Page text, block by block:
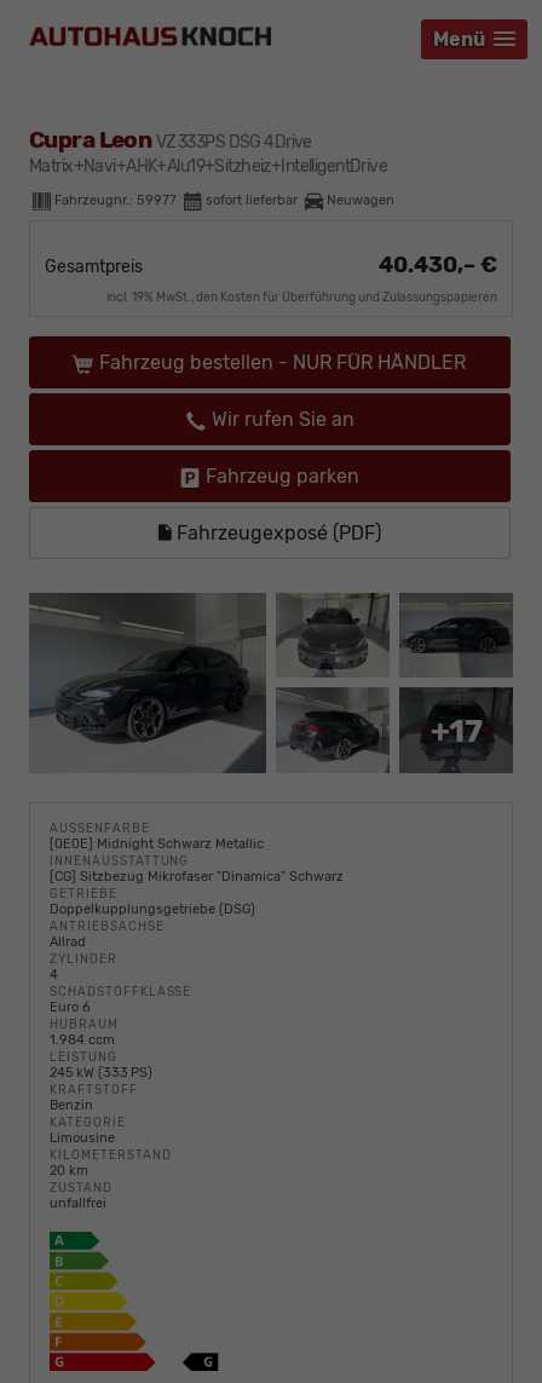
Menü
Menü
Menü
Cupra LeonVZ 333PS DSG 4Drive
Matrix+Navi+AHK+Alu19+Sitzheiz+IntelligentDrive
Fahrzeugnr.: 59977 sofort lieferbar Neuwagen
Gesamtpreis 40.430,– €
incl. 19% MwSt., den Kosten für Überführung und Zulassungspapieren
Fahrzeug bestellen - NUR FÜR HÄNDLER
Wir rufen Sie an
Fahrzeug parken
Fahrzeugexposé (PDF)
+17
AUSSENFARBE
[0E0E] Midnight Schwarz Metallic
INNENAUSSTATTUNG
[CG] Sitzbezug Mikrofaser "Dinamica" Schwarz
GETRIEBE
Doppelkupplungsgetriebe (DSG)
ANTRIEBSACHSE
Allrad
ZYLINDER
4
SCHADSTOFFKLASSE
Euro 6
HUBRAUM
1.984 ccm
LEISTUNG
245 kW (333 PS)
KRAFTSTOFF
Benzin
KATEGORIE
Limousine
KILOMETERSTAND
20 km
ZUSTAND
unfallfrei